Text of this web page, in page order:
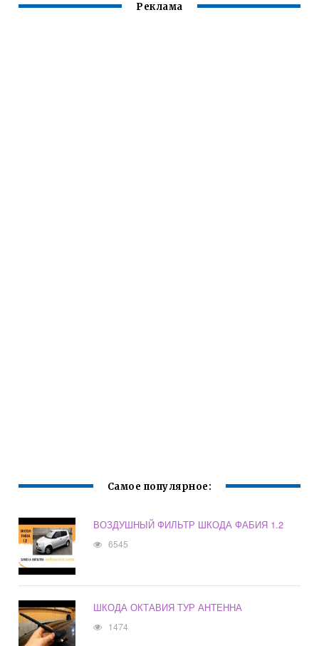
Реклама
Самое популярное:
ВОЗДУШНЫЙ ФИЛЬТР ШКОДА ФАБИЯ 1.2
6545
ШКОДА ОКТАВИЯ ТУР АНТЕННА
1474